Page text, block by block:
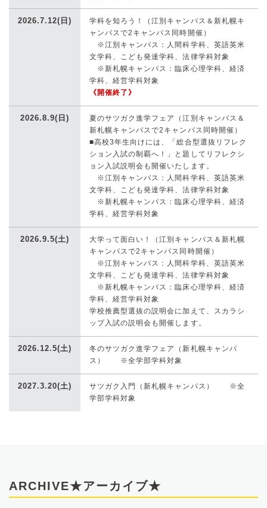
2026.7.12(日)
学科を知ろう！（江別キャンパス＆新札幌キ
ャンパスで2キャンパス同時開催）
※江別キャンパス：人間科学科、英語英米
文学科、こども発達学科、法律学科対象
※新札幌キャンパス：臨床心理学科、経済
学科、経営学科対象
《開催終了》
2026.8.9(日)
夏のサツガク進学フェア（江別キャンパス＆
新札幌キャンパスで2キャンパス同時開催）
■高校3年生向けには、「総合型選抜リフレク
ション入試の制覇へ！」と題してリフレクシ
ョン入試説明会も開催いたします。
※江別キャンパス：人間科学科、英語英米
文学科、こども発達学科、法律学科対象
※新札幌キャンパス：臨床心理学科、経済
学科、経営学科対象
2026.9.5(土)
大学って面白い！（江別キャンパス＆新札幌
キャンパスで2キャンパス同時開催）
※江別キャンパス：人間科学科、英語英米
文学科、こども発達学科、法律学科対象
※新札幌キャンパス：臨床心理学科、経済
学科、経営学科対象
学校推薦型選抜の説明会に加えて、スカラシ
ップ入試の説明会も開催します。
2026.12.5(土)
冬のサツガク進学フェア（新札幌キャンパ
ス） ※全学部学科対象
2027.3.20(土)
サツガク入門（新札幌キャンパス） ※全
学部学科対象
ARCHIVE★アーカイブ★